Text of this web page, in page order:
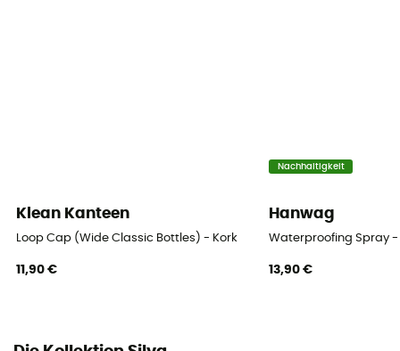
Klean Kanteen
Loop Cap (Wide Classic Bottles) - Kork
11,90 €
Nachhaltigkeit
Hanwag
Waterproofing Spray
13,90 €